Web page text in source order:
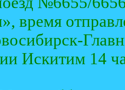
время
Искитим 14